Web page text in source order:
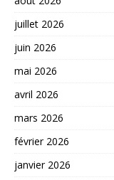
juillet 2026
juin 2026
mai 2026
avril 2026
mars 2026
février 2026
janvier 2026